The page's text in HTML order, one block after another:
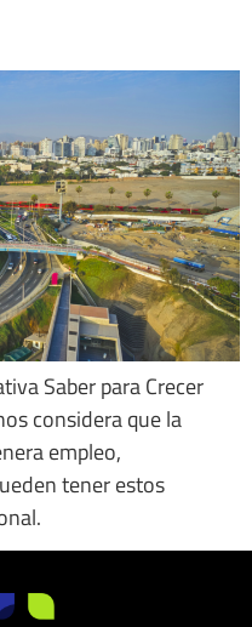
Saber para Crecer
considera que la
empleo,
tener estos